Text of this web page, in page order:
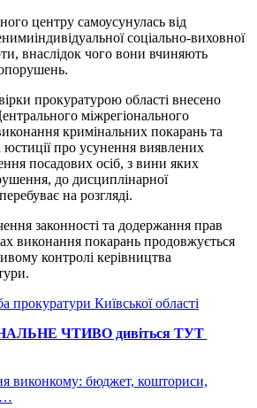
центру самоусунулась від
соціально-виховної
внаслідок чого вони вчиняють
прокуратурою області внесено
міжрегіонального
кримінальних покарань та
юстиції про усунення виявлених
посадових осіб, з вини яких
до дисциплінарної
на розгляді.
законності та додержання прав
виконання покарань продовжується
контролі керівництва
прокуратури Київської області
ЧТИВО дивіться ТУТ
виконкому: бюджет, кошториси,